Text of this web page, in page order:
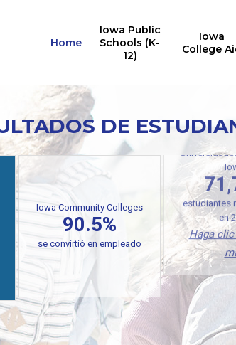
Home
Iowa Public
Schools (K-
12)
Iowa
College
DE
Iowa Community Colleges
90.5%
se convirtió en empleado
estudiantes
en
Haga clic